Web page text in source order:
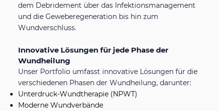
dem Debridement über das Infektionsmanagement
und die Geweberegeneration bis hin zum
Wundverschluss.
Innovative Lösungen für jede Phase der
Wundheilung
Unser Portfolio umfasst innovative Lösungen für die
verschiedenen Phasen der Wundheilung, darunter:
Unterdruck-Wundtherapie (NPWT)
Moderne Wundverbände